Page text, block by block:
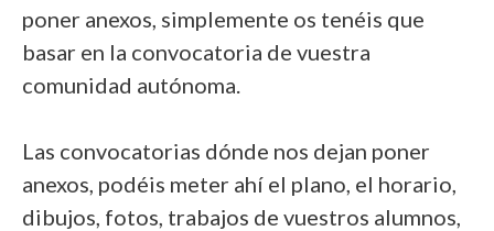
poner anexos, simplemente os tenéis que
basar en la convocatoria de vuestra
comunidad autónoma.
Las convocatorias dónde nos dejan poner
anexos, podéis meter ahí el plano, el horario,
dibujos, fotos, trabajos de vuestros alumnos,